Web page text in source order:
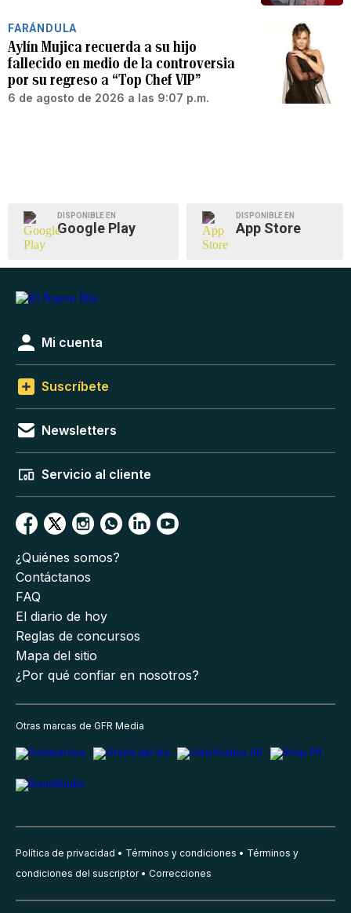
FARÁNDULA
Aylín Mujica recuerda a su hijo
fallecido en medio de la controversia
por su regreso a “Top Chef VIP”
6 de agosto de 2026 a las 9:07 p.m.
DISPONIBLE EN
Google Play
DISPONIBLE EN
App Store
Mi cuenta
Suscríbete
Newsletters
Servicio al cliente
¿Quiénes somos?
Contáctanos
FAQ
El diario de hoy
Reglas de concursos
Mapa del sitio
¿Por qué confiar en nosotros?
Otras marcas de GFR Media
Política de privacidad Términos y condiciones
Términos y
condiciones del suscriptor
Correcciones